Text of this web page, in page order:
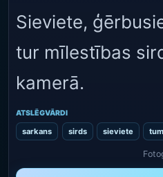
Sieviete,
tur mīlestības
kamerā.
ATSLĒGVĀRDI
sarkans sirds sieviete